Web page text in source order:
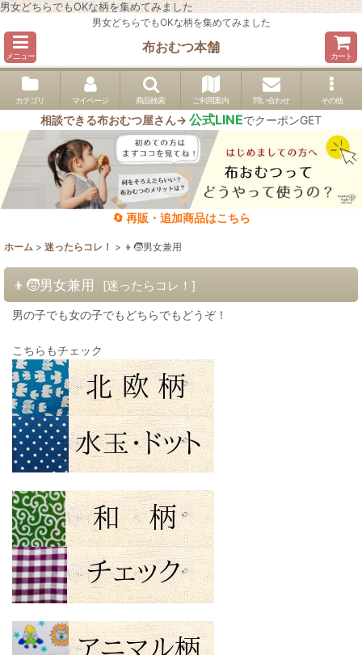
男女どちらでもOKな柄を集めてみました
男女どちらでもOKな柄を集めてみました
メニュー
布おむつ本舗
カート
カテゴリ マイページ 商品検索 ご利用案内 問い合わせ その他
相談できる布おむつ屋さん→ 公式LINEでクーポンGET
🔄 再販・追加商品はこちら
ホーム > 迷ったらコレ！ > 👦🧒男女兼用
👦🧒男女兼用 [迷ったらコレ！ ]
男の子でも女の子でもどちらでもどうぞ！
こちらもチェック